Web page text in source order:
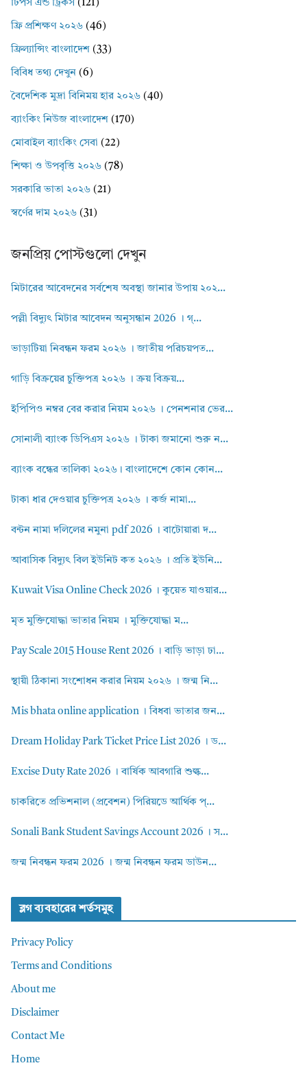
টিপস এন্ড ট্রিকস (121)
ফ্রি প্রশিক্ষণ ২০২৬ (46)
ফ্রিল্যান্সিং বাংলাদেশ (33)
বিবিধ তথ্য দেখুন (6)
বৈদেশিক মুদ্রা বিনিময় হার ২০২৬ (40)
ব্যাংকিং নিউজ বাংলাদেশ (170)
মোবাইল ব্যাংকিং সেবা (22)
শিক্ষা ও উপবৃত্তি ২০২৬ (78)
সরকারি ভাতা ২০২৬ (21)
স্বর্ণের দাম ২০২৬ (31)
জনপ্রিয় পোস্টগুলো দেখুন
মিটারের আবেদনের সর্বশেষ অবস্থা জানার উপায় ২০২...
পল্লী বিদ্যুৎ মিটার আবেদন অনুসন্ধান 2026 । গ্...
ভাড়াটিয়া নিবন্ধন ফরম ২০২৬ । জাতীয় পরিচয়পত...
গাড়ি বিক্রয়ের চুক্তিপত্র ২০২৬ । ক্রয় বিক্রয়...
ইপিপিও নম্বর বের করার নিয়ম ২০২৬ । পেনশনার ভের...
সোনালী ব্যাংক ডিপিএস ২০২৬ । টাকা জমানো শুরু ন...
ব্যাংক বন্ধের তালিকা ২০২৬। বাংলাদেশে কোন কোন...
টাকা ধার দেওয়ার চুক্তিপত্র ২০২৬ । কর্জ নামা...
বন্টন নামা দলিলের নমুনা pdf 2026 । বাটোয়ারা দ...
আবাসিক বিদ্যুৎ বিল ইউনিট কত ২০২৬ । প্রতি ইউনি...
Kuwait Visa Online Check 2026 । কুয়েত যাওয়ার...
মৃত মুক্তিযোদ্ধা ভাতার নিয়ম । মুক্তিযোদ্ধা ম...
Pay Scale 2015 House Rent 2026 । বাড়ি ভাড়া ঢা...
স্থায়ী ঠিকানা সংশোধন করার নিয়ম ২০২৬ । জন্ম নি...
Mis bhata online application । বিধবা ভাতার জন...
Dream Holiday Park Ticket Price List 2026 । ড...
Excise Duty Rate 2026 । বার্ষিক আবগারি শুল্ক...
চাকরিতে প্রভিশনাল (প্রবেশন) পিরিয়ডে আর্থিক প্...
Sonali Bank Student Savings Account 2026 । স...
জন্ম নিবন্ধন ফরম 2026 । জন্ম নিবন্ধন ফরম ডাউন...
ব্লগ ব্যবহারের শর্তসমুহ
Privacy Policy
Terms and Conditions
About me
Disclaimer
Contact Me
Home